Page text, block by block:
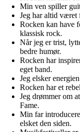
Min ven spiller
Jeg har altid været
Rocken kan have
klassisk rock.
Når jeg er trist,
bedre humør.
Rocken har
eget band.
Jeg elsker
Rocken har et
Jeg drømmer om
Fame.
Min far
elsket den siden.